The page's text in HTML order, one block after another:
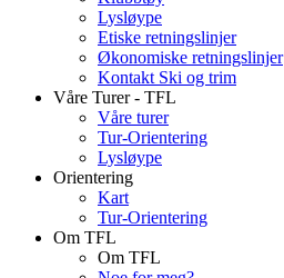
Lysløype
Etiske retningslinjer
Økonomiske retningslinjer
Kontakt Ski og trim
Våre Turer - TFL
Våre turer
Tur-Orientering
Lysløype
Orientering
Kart
Tur-Orientering
Om TFL
Om TFL